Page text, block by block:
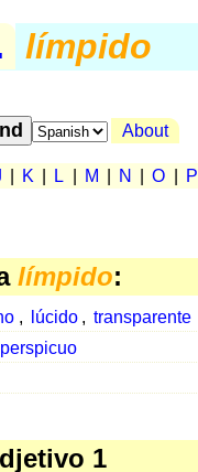
límpido
About
K L M N O P
límpido:
, lúcido , transparente
perspicuo
1